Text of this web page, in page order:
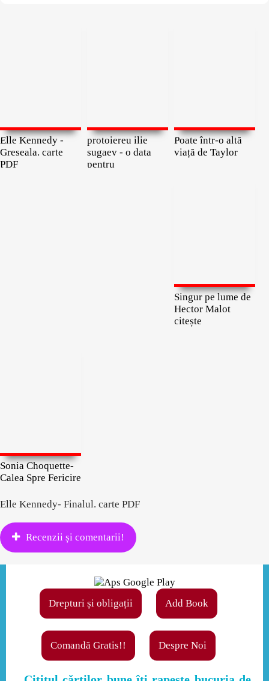
Elle Kennedy -
Greseala. carte
PDF
protoiereu ilie
sugaev - o data
pentru
Poate într-o altă
viață de Taylor
Singur pe lume de
Hector Malot
citește
Sonia Choquette-
Calea Spre Fericire
Elle Kennedy- Finalul. carte PDF
Recenzii și comentarii!
Drepturi și obligații Add Book
Comandă Gratis!! Despre Noi